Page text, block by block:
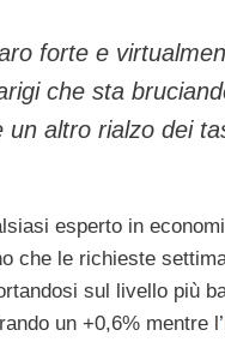
forte e
che sta
un altro rialzo dei
esperto in
che le richieste
sul livello più
un +0,6% mentre l’